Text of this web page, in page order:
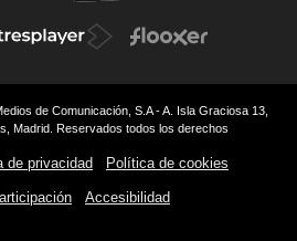
de Comunicación, S.A - A. Isla Graciosa 13,
Madrid. Reservados todos los derechos
de privacidad Política de cookies
Accesibilidad